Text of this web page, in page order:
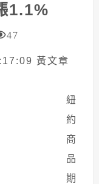
1.1%
47
黃文章
紐
約
商
品
期